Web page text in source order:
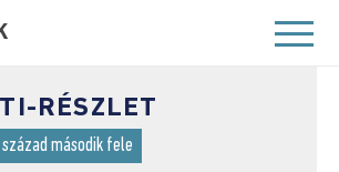
RÉSZLET
század második fele